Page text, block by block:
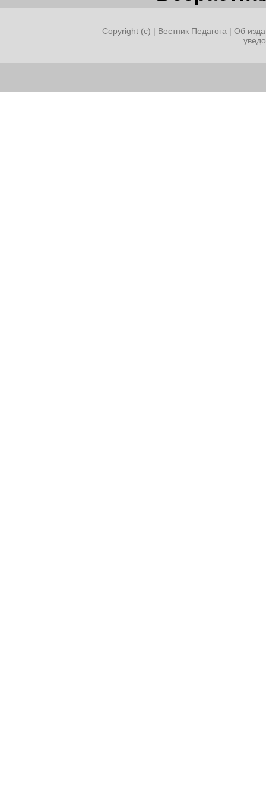
Copyright (c) | Вестник Педагога | Об